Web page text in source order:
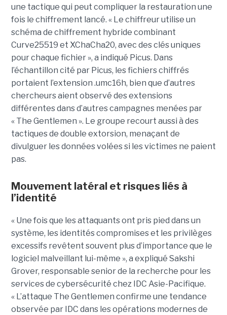
une tactique qui peut compliquer la restauration une
fois le chiffrement lancé. « Le chiffreur utilise un
schéma de chiffrement hybride combinant
Curve25519 et XChaCha20, avec des clés uniques
pour chaque fichier », a indiqué Picus. Dans
l’échantillon cité par Picus, les fichiers chiffrés
portaient l’extension .umc16h, bien que d’autres
chercheurs aient observé des extensions
différentes dans d’autres campagnes menées par
« The Gentlemen ». Le groupe recourt aussi à des
tactiques de double extorsion, menaçant de
divulguer les données volées si les victimes ne paient
pas.
Mouvement latéral et risques liés à
l’identité
« Une fois que les attaquants ont pris pied dans un
système, les identités compromises et les privilèges
excessifs revêtent souvent plus d’importance que le
logiciel malveillant lui-même », a expliqué Sakshi
Grover, responsable senior de la recherche pour les
services de cybersécurité chez IDC Asie-Pacifique.
« L’attaque The Gentlemen confirme une tendance
observée par IDC dans les opérations modernes de